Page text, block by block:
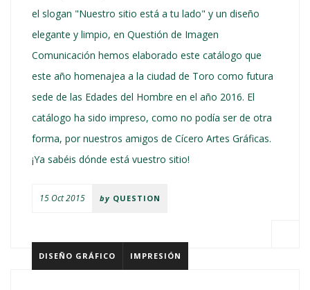
el slogan "Nuestro sitio está a tu lado" y un diseño
elegante y limpio, en Questión de Imagen
Comunicación hemos elaborado este catálogo que
este año homenajea a la ciudad de Toro como futura
sede de las Edades del Hombre en el año 2016. El
catálogo ha sido impreso, como no podía ser de otra
forma, por nuestros amigos de Cícero Artes Gráficas.
¡Ya sabéis dónde está vuestro sitio!
15 Oct 2015 by QUESTION
DISEÑO GRÁFICO IMPRESIÓN